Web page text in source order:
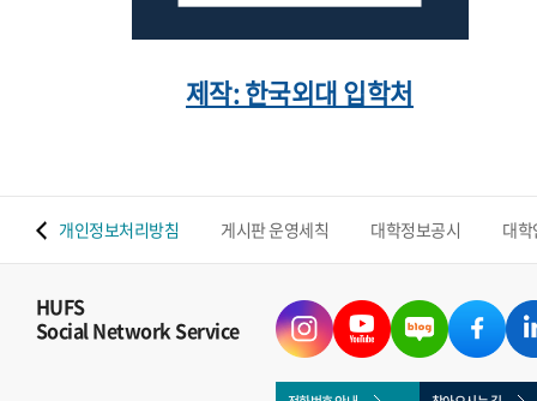
제작: 한국외대 입학처
개인정보처리방침 게시판 운영세칙 대학정보공시 대
HUFS
Social Network Service